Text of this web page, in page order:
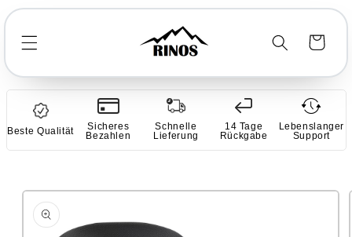
Direkt
Inhalt
Warenkorb
Beste Qualität
Sicheres
Bezahlen
Schnelle
Lieferung
14 Tage
Rückgabe
Lebenslanger
Support